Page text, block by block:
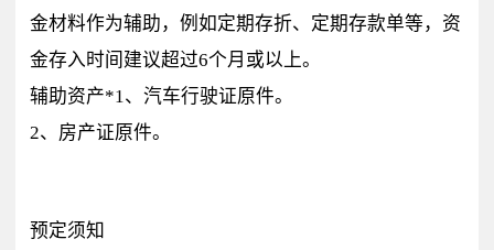
金材料作为辅助，例如定期存折、定期存款单等，资
金存入时间建议超过6个月或以上。
辅助资产*1、汽车行驶证原件。
2、房产证原件。
预定须知